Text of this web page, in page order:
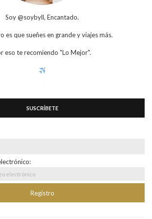
Soy @soybyll, Encantado.
es que sueñes en grande y viajes más.
eso te recomiendo "Lo Mejor".
SUSCRÍBETE